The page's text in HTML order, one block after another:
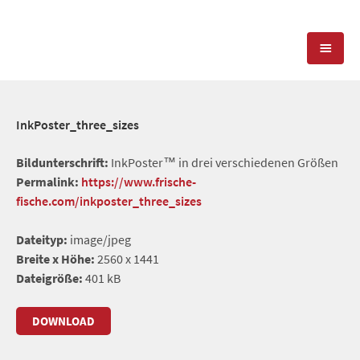
SOCIAL MEDIA
REFERENZEN
STANDORT & KONTAKT
PRESSESERVICE
InkPoster_three_sizes
Bildunterschrift: InkPoster™ in drei verschiedenen Größen
Permalink: https://www.frische-
fische.com/inkposter_three_sizes
Dateityp: image/jpeg
Breite x Höhe: 2560 x 1441
Dateigröße: 401 kB
DOWNLOAD